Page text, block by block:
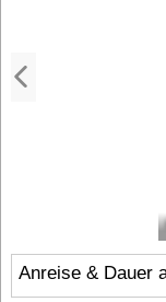
Anreise & Dauer